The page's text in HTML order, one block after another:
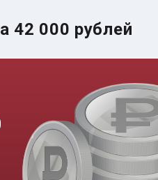
15 минут
до 30 дня
42 000 рублей